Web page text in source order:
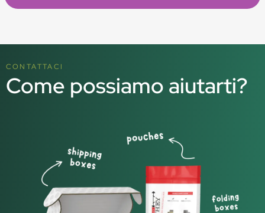
CONTATTACI
Come possiamo aiutarti?